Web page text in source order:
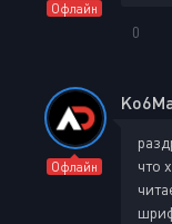
Офлайн
0
Офлайн
что